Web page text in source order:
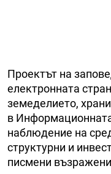
Проектът на
електронната
земеделието,
в
наблюдение на
структурни и
писмени